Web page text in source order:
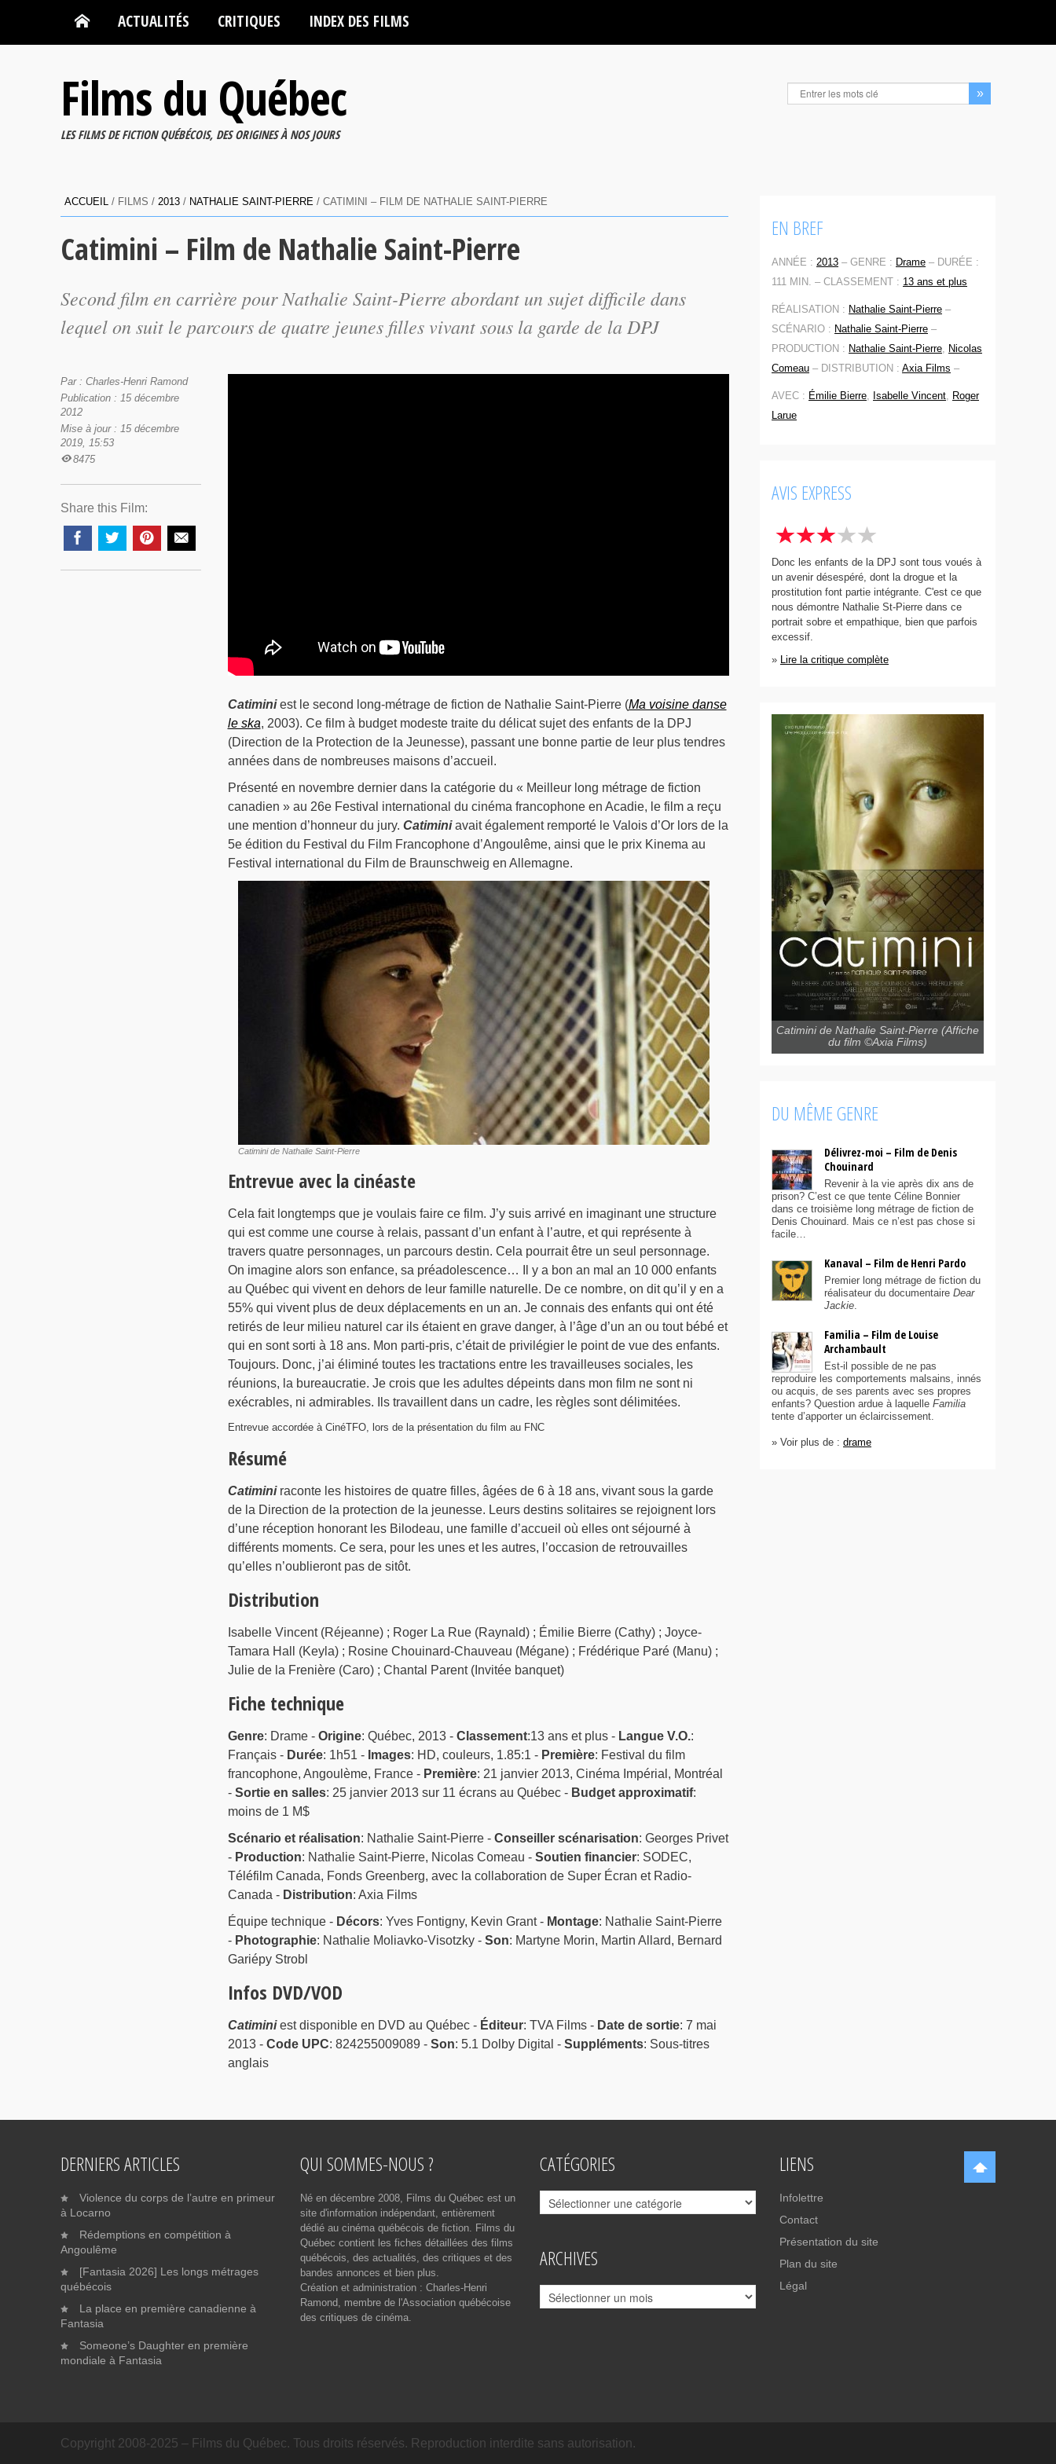
ACTUALITÉS CRITIQUES INDEX DES FILMS
Films du Québec
LES FILMS DE FICTION QUÉBÉCOIS, DES ORIGINES À NOS JOURS
ACCUEIL / FILMS / 2013 / NATHALIE SAINT-PIERRE / CATIMINI – FILM DE NATHALIE SAINT-PIERRE
Catimini – Film de Nathalie Saint-Pierre
Second film en carrière pour Nathalie Saint-Pierre abordant un sujet difficile dans
lequel on suit le parcours de quatre jeunes filles vivant sous la garde de la DPJ
Par : Charles-Henri Ramond
Publication : 15 décembre
2012
Mise à jour : 15 décembre
2019, 15:53
8475
Share this Film:
Catiminiest le second long-métrage de fiction de Nathalie Saint-Pierre (Ma voisine danse
le ska, 2003). Ce film à budget modeste traite du délicat sujet des enfants de la DPJ
(Direction de la Protection de la Jeunesse), passant une bonne partie de leur plus tendres
années dans de nombreuses maisons d’accueil.
Présenté en novembre dernier dans la catégorie du « Meilleur long métrage de fiction
canadien » au 26e Festival international du cinéma francophone en Acadie, le film a reçu
une mention d’honneur du jury. Catiminiavait également remporté le Valois d’Or lors de la
5e édition du Festival du Film Francophone d’Angoulême, ainsi que le prix Kinema au
Festival international du Film de Braunschweig en Allemagne.
Catimini de Nathalie Saint-Pierre
Entrevue avec la cinéaste
Cela fait longtemps que je voulais faire ce film. J’y suis arrivé en imaginant une structure
qui est comme une course à relais, passant d’un enfant à l’autre, et qui représente à
travers quatre personnages, un parcours destin. Cela pourrait être un seul personnage.
On imagine alors son enfance, sa préadolescence… Il y a bon an mal an 10 000 enfants
au Québec qui vivent en dehors de leur famille naturelle. De ce nombre, on dit qu’il y en a
55% qui vivent plus de deux déplacements en un an. Je connais des enfants qui ont été
retirés de leur milieu naturel car ils étaient en grave danger, à l’âge d’un an ou tout bébé et
qui en sont sorti à 18 ans. Mon parti-pris, c’était de privilégier le point de vue des enfants.
Toujours. Donc, j’ai éliminé toutes les tractations entre les travailleuses sociales, les
réunions, la bureaucratie. Je crois que les adultes dépeints dans mon film ne sont ni
exécrables, ni admirables. Ils travaillent dans un cadre, les règles sont délimitées.
Entrevue accordée à CinéTFO, lors de la présentation du film au FNC
Résumé
Catiminiraconte les histoires de quatre filles, âgées de 6 à 18 ans, vivant sous la garde
de la Direction de la protection de la jeunesse. Leurs destins solitaires se rejoignent lors
d’une réception honorant les Bilodeau, une famille d’accueil où elles ont séjourné à
différents moments. Ce sera, pour les unes et les autres, l’occasion de retrouvailles
qu’elles n’oublieront pas de sitôt.
Distribution
Isabelle Vincent (Réjeanne) ; Roger La Rue (Raynald) ; Émilie Bierre (Cathy) ; Joyce-
Tamara Hall (Keyla) ; Rosine Chouinard-Chauveau (Mégane) ; Frédérique Paré (Manu) ;
Julie de la Frenière (Caro) ; Chantal Parent (Invitée banquet)
Fiche technique
Genre: Drame - Origine: Québec, 2013 - Classement:13 ans et plus - Langue V.O.:
Français - Durée: 1h51 - Images: HD, couleurs, 1.85:1 - Première: Festival du film
francophone, Angoulème, France - Première: 21 janvier 2013, Cinéma Impérial, Montréal
- Sortie en salles: 25 janvier 2013 sur 11 écrans au Québec - Budget approximatif:
moins de 1 M$
Scénario et réalisation: Nathalie Saint-Pierre - Conseiller scénarisation: Georges Privet
- Production: Nathalie Saint-Pierre, Nicolas Comeau - Soutien financier: SODEC,
Téléfilm Canada, Fonds Greenberg, avec la collaboration de Super Écran et Radio-
Canada - Distribution: Axia Films
Équipe technique - Décors: Yves Fontigny, Kevin Grant - Montage: Nathalie Saint-Pierre
- Photographie: Nathalie Moliavko-Visotzky - Son: Martyne Morin, Martin Allard, Bernard
Gariépy Strobl
Infos DVD/VOD
Catiminiest disponible en DVD au Québec - Éditeur: TVA Films - Date de sortie: 7 mai
2013 - Code UPC: 824255009089 - Son: 5.1 Dolby Digital - Suppléments: Sous-titres
anglais
EN BREF
ANNÉE : 2013 – GENRE : Drame – DURÉE :
111 MIN. – CLASSEMENT : 13 ans et plus
RÉALISATION : Nathalie Saint-Pierre –
SCÉNARIO : Nathalie Saint-Pierre –
PRODUCTION : Nathalie Saint-Pierre, Nicolas
Comeau – DISTRIBUTION : Axia Films –
AVEC : Émilie Bierre, Isabelle Vincent, Roger
Larue
AVIS EXPRESS
Donc les enfants de la DPJ sont tous voués à
un avenir désespéré, dont la drogue et la
prostitution font partie intégrante. C'est ce que
nous démontre Nathalie St-Pierre dans ce
portrait sobre et empathique, bien que parfois
excessif.
» Lire la critique complète
Catimini de Nathalie Saint-Pierre (Affiche
du film ©Axia Films)
DU MÊME GENRE
Délivrez-moi – Film de Denis
Chouinard
Revenir à la vie après dix ans de
prison? C’est ce que tente Céline Bonnier
dans ce troisième long métrage de fiction de
Denis Chouinard. Mais ce n’est pas chose si
facile…
Kanaval – Film de Henri Pardo
Premier long métrage de fiction du
réalisateur du documentaire Dear
Jackie
Familia – Film de Louise
Archambault
Est-il possible de ne pas
reproduire les comportements malsains, innés
ou acquis, de ses parents avec ses propres
enfants? Question ardue à laquelle Familia
tente d’apporter un éclaircissement.
» Voir plus de : drame
DERNIERS ARTICLES
Violence du corps de l’autre en primeur
à Locarno
Rédemptions en compétition à
Angoulême
[Fantasia 2026] Les longs métrages
québécois
La place en première canadienne à
Fantasia
Someone’s Daughter en première
mondiale à Fantasia
QUI SOMMES-NOUS ?
Né en décembre 2008, Films du Québec est un
site d'information indépendant, entièrement
dédié au cinéma québécois de fiction. Films du
Québec contient les fiches détaillées des films
québécois, des actualités, des critiques et des
bandes annonces et bien plus.
Création et administration : Charles-Henri
Ramond, membre de l'Association québécoise
des critiques de cinéma.
CATÉGORIES
Catégories
ARCHIVES
Archives
LIENS
Infolettre
Contact
Présentation du site
Plan du site
Légal
Copyright 2008-2025 – Films du Québec. Tous droits réservés. Reproduction interdite sans autorisation.